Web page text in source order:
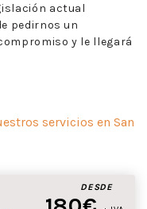
actual
pedirnos un
y le llegará
servicios en San
DESDE